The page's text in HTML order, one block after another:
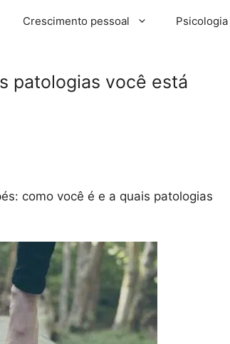
Crescimento pessoal Psicologia
patologias você está
como você é e a quais patologias